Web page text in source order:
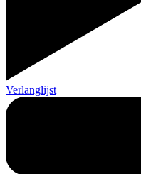
Verlanglijst